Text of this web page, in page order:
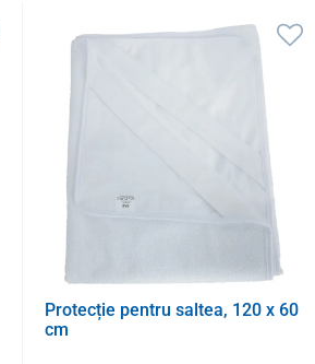
Protecție pentru saltea, 120 x 60
cm